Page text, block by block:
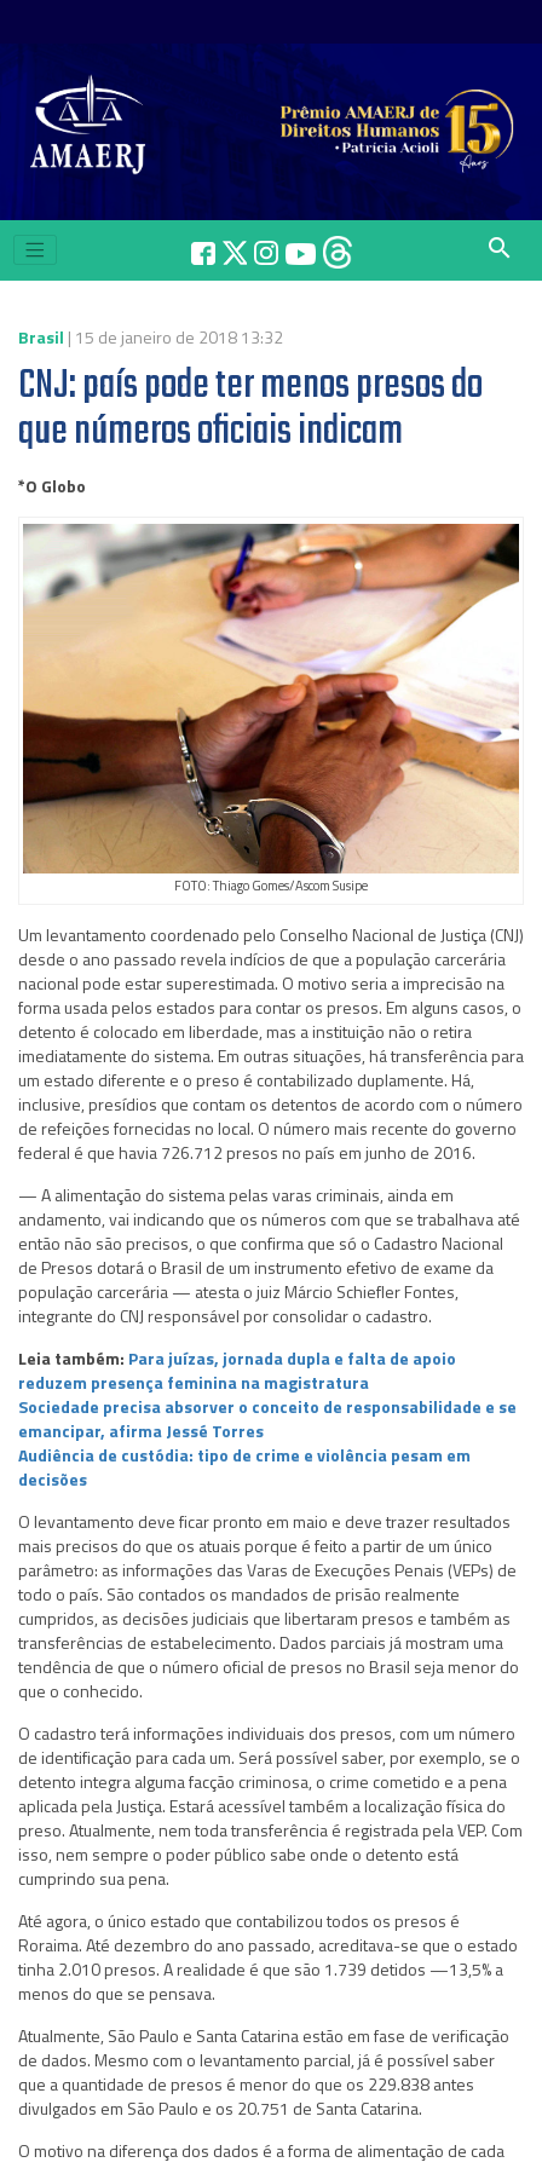
search
Brasil | 15 de janeiro de 2018 13:32
CNJ: país pode ter menos presos do
que números oficiais indicam
*O Globo
FOTO: Thiago Gomes/Ascom Susipe
Um levantamento coordenado pelo Conselho Nacional de Justiça (CNJ)
desde o ano passado revela indícios de que a população carcerária
nacional pode estar superestimada. O motivo seria a imprecisão na
forma usada pelos estados para contar os presos. Em alguns casos, o
detento é colocado em liberdade, mas a instituição não o retira
imediatamente do sistema. Em outras situações, há transferência para
um estado diferente e o preso é contabilizado duplamente. Há,
inclusive, presídios que contam os detentos de acordo com o número
de refeições fornecidas no local. O número mais recente do governo
federal é que havia 726.712 presos no país em junho de 2016.
— A alimentação do sistema pelas varas criminais, ainda em
andamento, vai indicando que os números com que se trabalhava até
então não são precisos, o que confirma que só o Cadastro Nacional
de Presos dotará o Brasil de um instrumento efetivo de exame da
população carcerária — atesta o juiz Márcio Schiefler Fontes,
integrante do CNJ responsável por consolidar o cadastro.
Leia também: Para juízas, jornada dupla e falta de apoio
reduzem presença feminina na magistratura
Sociedade precisa absorver o conceito de responsabilidade e se
emancipar, afirma Jessé Torres
Audiência de custódia: tipo de crime e violência pesam em
decisões
O levantamento deve ficar pronto em maio e deve trazer resultados
mais precisos do que os atuais porque é feito a partir de um único
parâmetro: as informações das Varas de Execuções Penais (VEPs) de
todo o país. São contados os mandados de prisão realmente
cumpridos, as decisões judiciais que libertaram presos e também as
transferências de estabelecimento. Dados parciais já mostram uma
tendência de que o número oficial de presos no Brasil seja menor do
que o conhecido.
O cadastro terá informações individuais dos presos, com um número
de identificação para cada um. Será possível saber, por exemplo, se o
detento integra alguma facção criminosa, o crime cometido e a pena
aplicada pela Justiça. Estará acessível também a localização física do
preso. Atualmente, nem toda transferência é registrada pela VEP. Com
isso, nem sempre o poder público sabe onde o detento está
cumprindo sua pena.
Até agora, o único estado que contabilizou todos os presos é
Roraima. Até dezembro do ano passado, acreditava-se que o estado
tinha 2.010 presos. A realidade é que são 1.739 detidos —13,5% a
menos do que se pensava.
Atualmente, São Paulo e Santa Catarina estão em fase de verificação
de dados. Mesmo com o levantamento parcial, já é possível saber
que a quantidade de presos é menor do que os 229.838 antes
divulgados em São Paulo e os 20.751 de Santa Catarina.
O motivo na diferença dos dados é a forma de alimentação de cada